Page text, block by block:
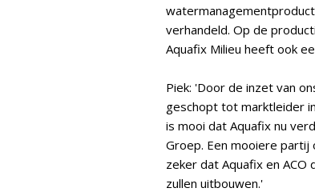
verhandeld. Op de
Aquafix Milieu heeft ook
Piek: 'Door de inzet van
geschopt tot marktleider
is mooi dat Aquafix nu
Groep. Een mooiere
zeker dat Aquafix en
zullen uitbouwen.'